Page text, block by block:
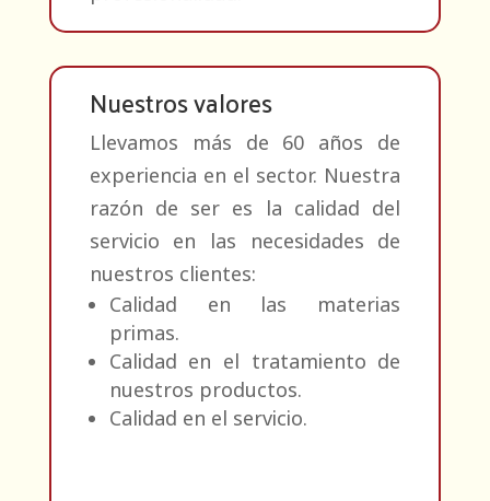
Nuestros valores
Llevamos más de 60 años de
experiencia en el sector. Nuestra
razón de ser es la calidad del
servicio en las necesidades de
nuestros clientes:
Calidad en las materias
primas.
Calidad en el tratamiento de
nuestros productos.
Calidad en el servicio.